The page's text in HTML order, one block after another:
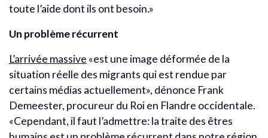
toute l’aide dont ils ont besoin.»
Un problème récurrent
L’arrivée massive «est une image déformée de la
situation réelle des migrants qui est rendue par
certains médias actuellement», dénonce Frank
Demeester, procureur du Roi en Flandre occidentale.
«Cependant, il faut l’admettre: la traite des êtres